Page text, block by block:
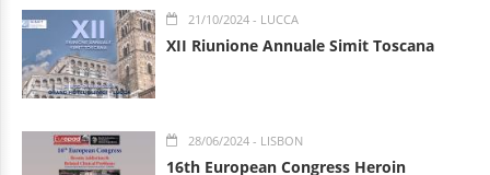
21/10/2024 - LUCCA
XII Riunione Annuale Simit Toscana
28/06/2024 - LISBON
16th European Congress Heroin